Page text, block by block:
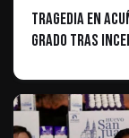
Tragedia en
Grado tras